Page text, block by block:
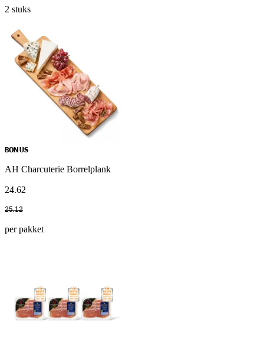
2 stuks
BONUS
AH Charcuterie Borrelplank
24.62
25.12
per pakket